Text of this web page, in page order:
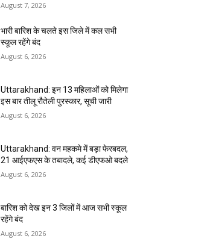
August 7, 2026
भारी बारिश के चलते इस जिले में कल सभी
स्कूल रहेंगे बंद
August 6, 2026
Uttarakhand: इन 13 महिलाओं को मिलेगा
इस बार तीलू रौतेली पुरस्कार, सूची जारी
August 6, 2026
Uttarakhand: वन महकमे में बड़ा फेरबदल,
21 आईएफएस के तबादले, कई डीएफओ बदले
August 6, 2026
बारिश को देख इन 3 जिलों में आज सभी स्कूल
रहेंगे बंद
August 6, 2026